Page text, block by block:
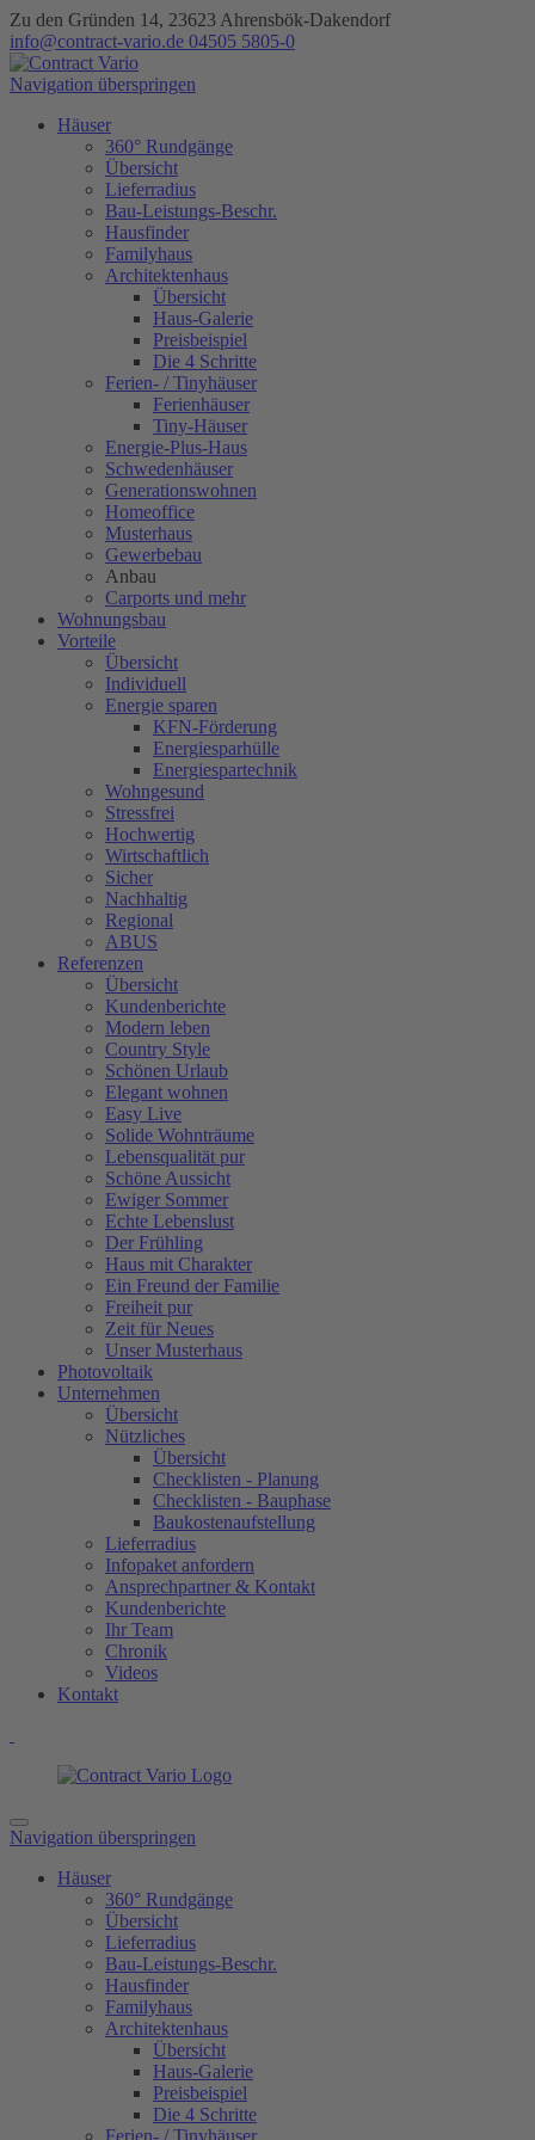
Zu den Gründen 14, 23623 Ahrensbök-Dakendorf
info@contract-vario.de 04505 5805-0
Navigation überspringen
Häuser
360° Rundgänge
Übersicht
Lieferradius
Bau-Leistungs-Beschr.
Hausfinder
Familyhaus
Architektenhaus
Übersicht
Haus-Galerie
Preisbeispiel
Die 4 Schritte
Ferien- / Tinyhäuser
Ferienhäuser
Tiny-Häuser
Energie-Plus-Haus
Schwedenhäuser
Generationswohnen
Homeoffice
Musterhaus
Gewerbebau
Anbau
Carports und mehr
Wohnungsbau
Vorteile
Übersicht
Individuell
Energie sparen
KFN-Förderung
Energiesparhülle
Energiespartechnik
Wohngesund
Stressfrei
Hochwertig
Wirtschaftlich
Sicher
Nachhaltig
Regional
ABUS
Referenzen
Übersicht
Kundenberichte
Modern leben
Country Style
Schönen Urlaub
Elegant wohnen
Easy Live
Solide Wohnträume
Lebensqualität pur
Schöne Aussicht
Ewiger Sommer
Echte Lebenslust
Der Frühling
Haus mit Charakter
Ein Freund der Familie
Freiheit pur
Zeit für Neues
Unser Musterhaus
Photovoltaik
Unternehmen
Übersicht
Nützliches
Übersicht
Checklisten - Planung
Checklisten - Bauphase
Baukostenaufstellung
Lieferradius
Infopaket anfordern
Ansprechpartner & Kontakt
Kundenberichte
Ihr Team
Chronik
Videos
Kontakt
Navigation überspringen
Häuser
360° Rundgänge
Übersicht
Lieferradius
Bau-Leistungs-Beschr.
Hausfinder
Familyhaus
Architektenhaus
Übersicht
Haus-Galerie
Preisbeispiel
Die 4 Schritte
Ferien- / Tinyhäuser